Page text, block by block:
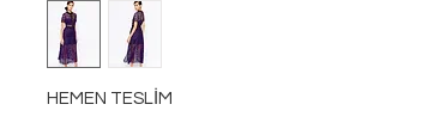
HEMEN TESLİM